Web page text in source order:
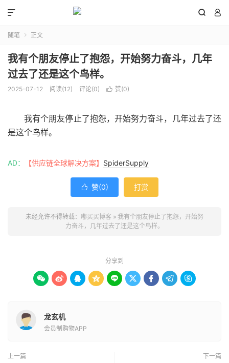
 

随笔  正文
我有个朋友停止了抱怨，开始努力奋斗，几年
过去了还是这个鸟样。
2025-07-12 阅读(12) 评论(0)  赞(0)
我有个朋友停止了抱怨，开始努力奋斗，几年过去了还
是这个鸟样。
AD： 【供应链全球解决方案】 SpiderSupply
 赞(0) 打赏
未经允许不得转载： 嘟买买博客 » 我有个朋友停止了抱怨，开始努
力奋斗，几年过去了还是这个鸟样。
分享到
        
龙玄机
会员制购物APP
上一篇 下一篇